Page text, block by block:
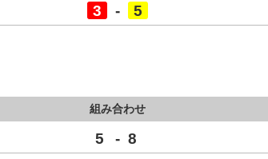
3 - 5
組み合わせ
5 - 8